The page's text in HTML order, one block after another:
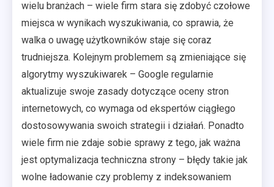
wielu branżach – wiele firm stara się zdobyć czołowe
miejsca w wynikach wyszukiwania, co sprawia, że
walka o uwagę użytkowników staje się coraz
trudniejsza. Kolejnym problemem są zmieniające się
algorytmy wyszukiwarek – Google regularnie
aktualizuje swoje zasady dotyczące oceny stron
internetowych, co wymaga od ekspertów ciągłego
dostosowywania swoich strategii i działań. Ponadto
wiele firm nie zdaje sobie sprawy z tego, jak ważna
jest optymalizacja techniczna strony – błędy takie jak
wolne ładowanie czy problemy z indeksowaniem